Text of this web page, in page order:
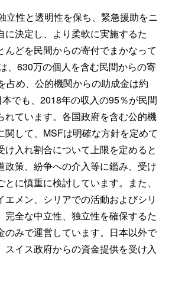
立性と透明性を保ち、緊急援助をニ
に決定し、より柔軟に実施するた
んどを民間からの寄付でまかなって
、630万の個人を含む民間からの寄
占め、公的機関からの助成金は約
でも、2018年の収入の95％が民間
れています。各国政府を含む公的機
関して、MSFは明確な方針を定めて
け入れ割合について上限を定めると
政策、紛争への介入等に鑑み、受け
に慎重に検討しています。また、
エメン、シリアでの活動およびシリ
完全な中立性、独立性を確保するた
のみで運営しています。日本以外で
スイス政府からの資金提供を受け入